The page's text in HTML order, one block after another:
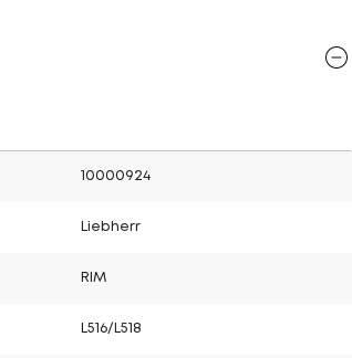
10000924
Liebherr
RIM
L516/L518